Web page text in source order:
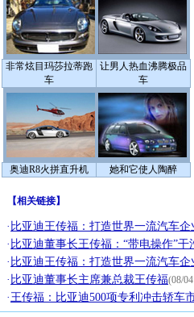
非常炫目玛莎拉蒂跑
车
让男人热血沸腾极品
车
奥迪R8火拼直升机 她和它使人陶醉
【相关链接】
· 比亚迪王传福：打造世界一流汽车企
· 比亚迪董事长王传福：“带电操作”干
· 比亚迪王传福：打造世界一流汽车企
· 比亚迪董事长主席兼总裁王传福(08/
·王传福：比亚迪500项专利冲击轿车